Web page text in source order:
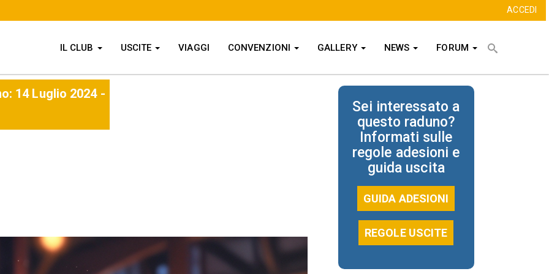
ACCEDI
IL CLUB USCITE VIAGGI CONVENZIONI GALLERY NEWS FORUM CercaCERCA
14 Luglio 2024 -
Sei interessato a
questo raduno?
Informati sulle
regole adesioni e
guida uscita
GUIDA ADESIONI
REGOLE USCITE